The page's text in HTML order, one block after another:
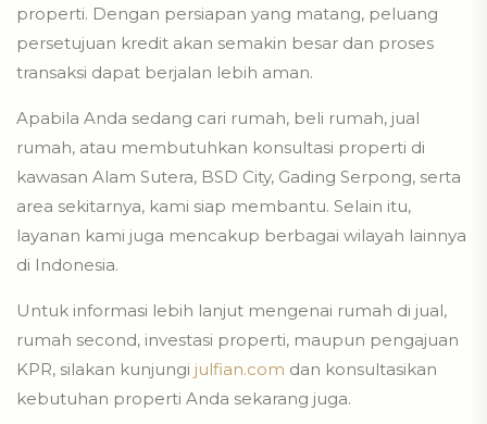
properti. Dengan persiapan yang matang, peluang
persetujuan kredit akan semakin besar dan proses
transaksi dapat berjalan lebih aman.
Apabila Anda sedang cari rumah, beli rumah, jual
rumah, atau membutuhkan konsultasi properti di
kawasan Alam Sutera, BSD City, Gading Serpong, serta
area sekitarnya, kami siap membantu. Selain itu,
layanan kami juga mencakup berbagai wilayah lainnya
di Indonesia.
Untuk informasi lebih lanjut mengenai rumah di jual,
rumah second, investasi properti, maupun pengajuan
KPR, silakan kunjungi julfian.com dan konsultasikan
kebutuhan properti Anda sekarang juga.